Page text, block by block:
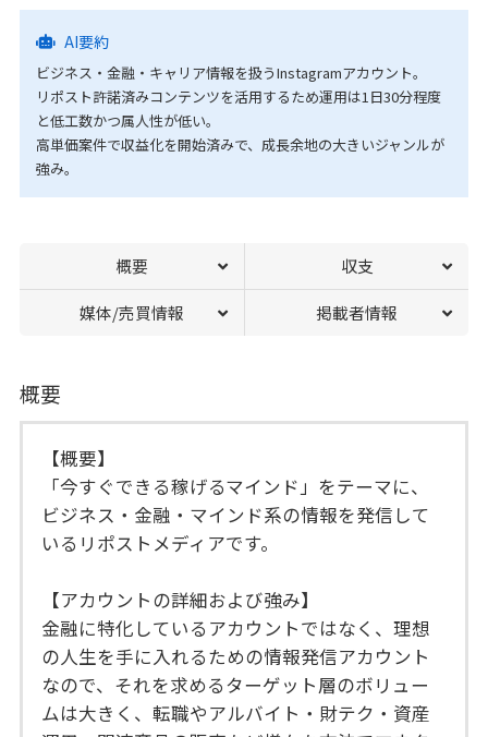
AI要約
ビジネス・金融・キャリア情報を扱うInstagramアカウント。
リポスト許諾済みコンテンツを活用するため運用は1日30分程度
と低工数かつ属人性が低い。
高単価案件で収益化を開始済みで、成長余地の大きいジャンルが
強み。
概要 収支
媒体/売買情報 掲載者情報
概要
【概要】
「今すぐできる稼げるマインド」をテーマに、
ビジネス・金融・マインド系の情報を発信して
いるリポストメディアです。
【アカウントの詳細および強み】
金融に特化しているアカウントではなく、理想
の人生を手に入れるための情報発信アカウント
なので、それを求めるターゲット層のボリュー
ムは大きく、転職やアルバイト・財テク・資産